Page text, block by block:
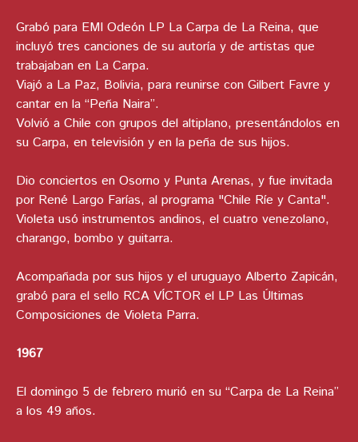
Grabó para EMI Odeón LP La Carpa de La Reina, que
incluyó tres canciones de su autoría y de artistas que
trabajaban en La Carpa.
Viajó a La Paz, Bolivia, para reunirse con Gilbert Favre y
cantar en la “Peña Naira”.
Volvió a Chile con grupos del altiplano, presentándolos en
su Carpa, en televisión y en la peña de sus hijos.
Dio conciertos en Osorno y Punta Arenas, y fue invitada
por René Largo Farías, al programa "Chile Ríe y Canta".
Violeta usó instrumentos andinos, el cuatro venezolano,
charango, bombo y guitarra.
Acompañada por sus hijos y el uruguayo Alberto Zapicán,
grabó para el sello RCA VÍCTOR el LP Las Últimas
Composiciones de Violeta Parra.
1967
El domingo 5 de febrero murió en su “Carpa de La Reina”
a los 49 años.